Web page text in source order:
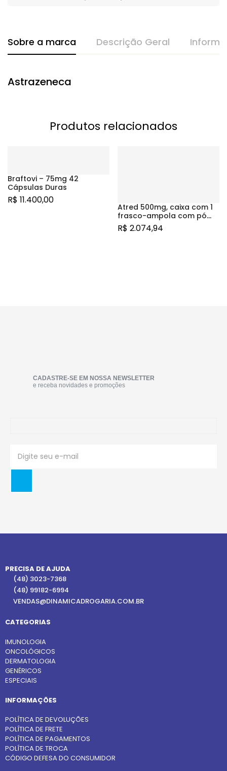
Sobre a marca Descrição Geral
Astrazeneca
Produtos relacionados
Braftovi – 75mg 42
Cápsulas Duras
R$ 11.400,00
Atred 500mg, caixa com 1
frasco-ampola com pó
para solução de uso
intravenoso
R$ 2.074,94
CADASTRE-SE EM NOSSA NEWSLETTER
e receba novidades e promoções
PRECISA DE AJUDA
(48) 3023-7368
(48) 99182-6994
VENDAS@DINAMICADROGARIA.COM.BR
CATEGORIAS
IMUNOLOGIA
ONCOLÓGICOS
DERMATOLOGIA
GENÉRICOS
ESPECIAIS
INFORMAÇÕES
POLÍTICA DE DEVOLUÇÕES
POLÍTICA DE FRETE
POLÍTICA DE PAGAMENTOS
POLÍTICA DE TROCA
CÓDIGO DEFESA DO CONSUMIDOR